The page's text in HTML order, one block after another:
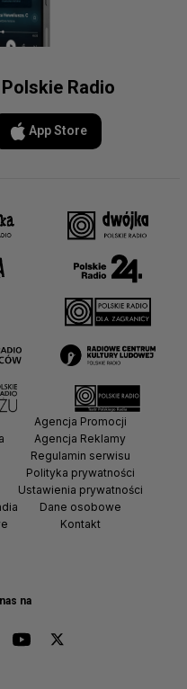
Radio
App Store
na
Agencja Promocji
Agencja Reklamy
Regulamin serwisu
Polityka prywatności
Ustawienia prywatności
Dane osobowe
Kontakt